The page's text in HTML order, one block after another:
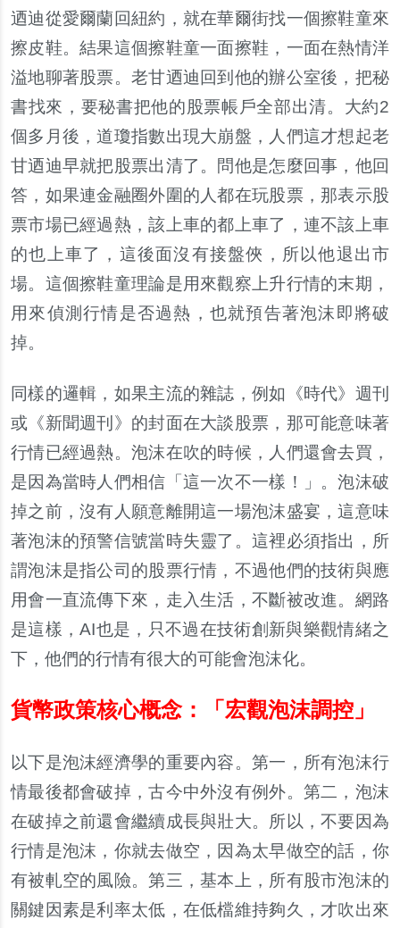
迺迪從愛爾蘭回紐約，就在華爾街找一個擦鞋童來
擦皮鞋。結果這個擦鞋童一面擦鞋，一面在熱情洋
溢地聊著股票。老甘迺迪回到他的辦公室後，把秘
書找來，要秘書把他的股票帳戶全部出清。大約2
個多月後，道瓊指數出現大崩盤，人們這才想起老
甘迺迪早就把股票出清了。問他是怎麼回事，他回
答，如果連金融圈外圍的人都在玩股票，那表示股
票市場已經過熱，該上車的都上車了，連不該上車
的也上車了，這後面沒有接盤俠，所以他退出市
場。這個擦鞋童理論是用來觀察上升行情的末期，
用來偵測行情是否過熱，也就預告著泡沫即將破
掉。
同樣的邏輯，如果主流的雜誌，例如《時代》週刊
或《新聞週刊》的封面在大談股票，那可能意味著
行情已經過熱。泡沫在吹的時候，人們還會去買，
是因為當時人們相信「這一次不一樣！」。泡沫破
掉之前，沒有人願意離開這一場泡沫盛宴，這意味
著泡沫的預警信號當時失靈了。這裡必須指出，所
謂泡沫是指公司的股票行情，不過他們的技術與應
用會一直流傳下來，走入生活，不斷被改進。網路
是這樣，AI也是，只不過在技術創新與樂觀情緒之
下，他們的行情有很大的可能會泡沫化。
貨幣政策核心概念：「宏觀泡沫調控」
以下是泡沫經濟學的重要內容。第一，所有泡沫行
情最後都會破掉，古今中外沒有例外。第二，泡沫
在破掉之前還會繼續成長與壯大。所以，不要因為
行情是泡沫，你就去做空，因為太早做空的話，你
有被軋空的風險。第三，基本上，所有股市泡沫的
關鍵因素是利率太低，在低檔維持夠久，才吹出來